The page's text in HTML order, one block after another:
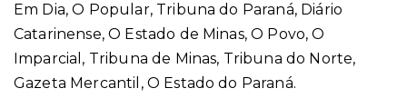
Em Dia, O Popular, Tribuna do Paraná, Diário
Catarinense, O Estado de Minas, O Povo, O
Imparcial, Tribuna de Minas, Tribuna do Norte,
Gazeta Mercantil, O Estado do Paraná.